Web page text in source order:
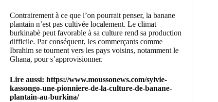
Contrairement à ce que l’on pourrait penser, la banane
plantain n’est pas cultivée localement. Le climat
burkinabè peut favorable à sa culture rend sa production
difficile. Par conséquent, les commerçants comme
Ibrahim se tournent vers les pays voisins, notamment le
Ghana, pour s’approvisionner.
Lire aussi: https://www.moussonews.com/sylvie-
kassongo-une-pionniere-de-la-culture-de-banane-
plantain-au-burkina/